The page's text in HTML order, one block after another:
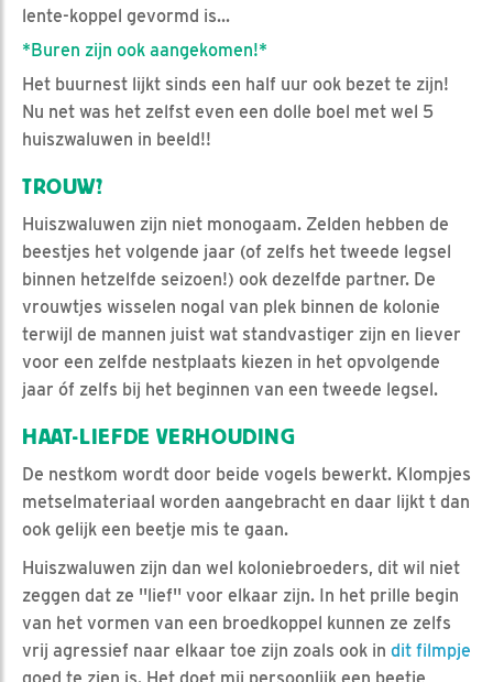
lente-koppel gevormd is...
*Buren zijn ook aangekomen!*
Het buurnest lijkt sinds een half uur ook bezet te zijn!
Nu net was het zelfst even een dolle boel met wel 5
huiszwaluwen in beeld!!
TROUW?
Huiszwaluwen zijn niet monogaam. Zelden hebben de
beestjes het volgende jaar (of zelfs het tweede legsel
binnen hetzelfde seizoen!) ook dezelfde partner. De
vrouwtjes wisselen nogal van plek binnen de kolonie
terwijl de mannen juist wat standvastiger zijn en liever
voor een zelfde nestplaats kiezen in het opvolgende
jaar óf zelfs bij het beginnen van een tweede legsel.
HAAT-LIEFDE VERHOUDING
De nestkom wordt door beide vogels bewerkt. Klompjes
metselmateriaal worden aangebracht en daar lijkt t dan
ook gelijk een beetje mis te gaan.
Huiszwaluwen zijn dan wel koloniebroeders, dit wil niet
zeggen dat ze ''lief'' voor elkaar zijn. In het prille begin
van het vormen van een broedkoppel kunnen ze zelfs
vrij agressief naar elkaar toe zijn zoals ook in dit filmpje
goed te zien is. Het doet mij persoonlijk een beetje